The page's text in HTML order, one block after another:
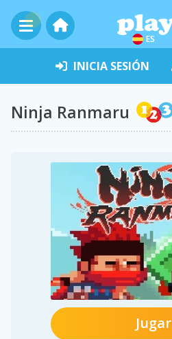
ES
INICIA SESIÓN
Ninja Ranmaru
Jugar